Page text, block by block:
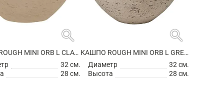
search
КАШПО ROUGH MINI ORB L CLAY WASHED
32 см.
28 см.
search
КАШПО ROUGH MINI ORB L GREY WASHED
Диаметр
32 см.
Высота
28 см.